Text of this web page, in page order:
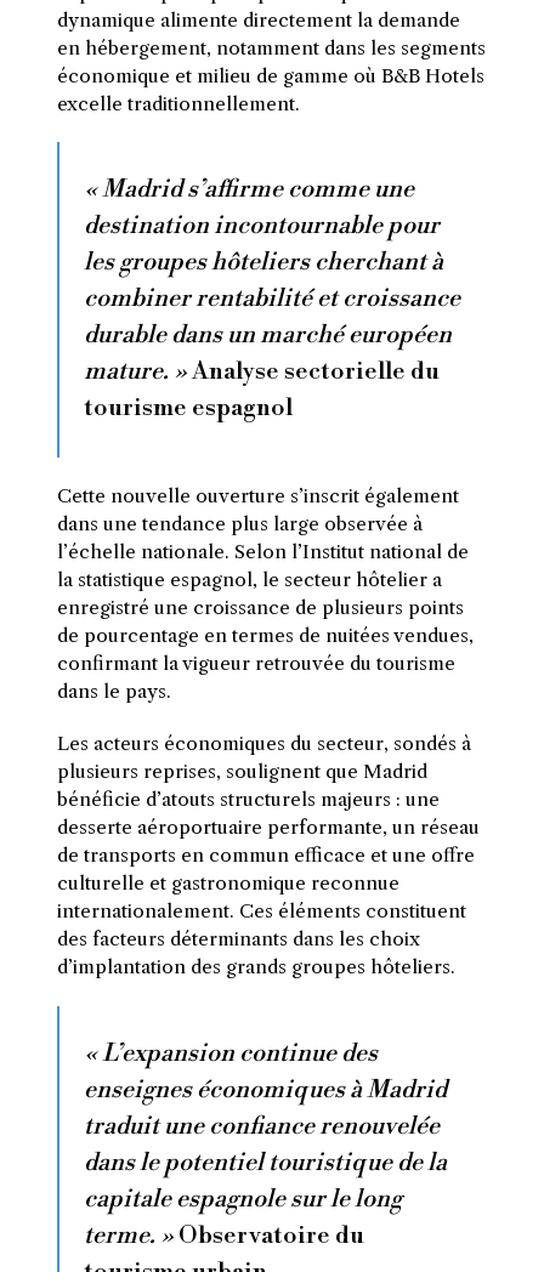
dynamique alimente directement la demande
en hébergement, notamment dans les segments
économique et milieu de gamme où B&B Hotels
excelle traditionnellement.
« Madrid s’affirme comme une
destination incontournable pour
les groupes hôteliers cherchant à
combiner rentabilité et croissance
durable dans un marché européen
mature. »Analyse sectorielle du
tourisme espagnol
Cette nouvelle ouverture s’inscrit également
dans une tendance plus large observée à
l’échelle nationale. Selon l’Institut national de
la statistique espagnol, le secteur hôtelier a
enregistré une croissance de plusieurs points
de pourcentage en termes de nuitées vendues,
confirmant la vigueur retrouvée du tourisme
dans le pays.
Les acteurs économiques du secteur, sondés à
plusieurs reprises, soulignent que Madrid
bénéficie d’atouts structurels majeurs : une
desserte aéroportuaire performante, un réseau
de transports en commun efficace et une offre
culturelle et gastronomique reconnue
internationalement. Ces éléments constituent
des facteurs déterminants dans les choix
d’implantation des grands groupes hôteliers.
« L’expansion continue des
enseignes économiques à Madrid
traduit une confiance renouvelée
dans le potentiel touristique de la
capitale espagnole sur le long
terme. »Observatoire du